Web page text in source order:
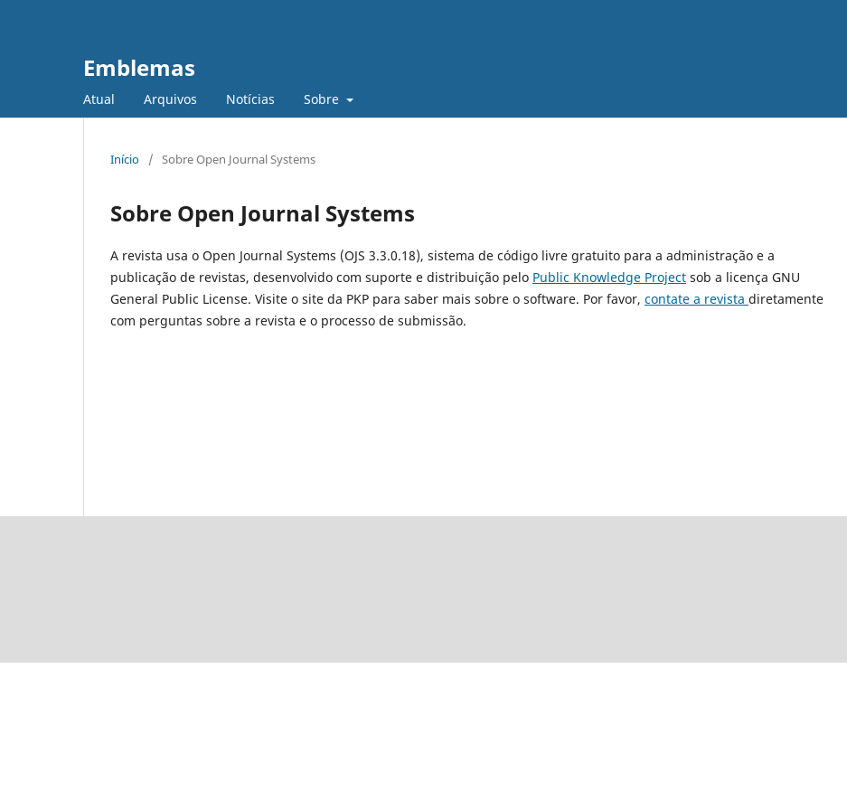
Emblemas
Atual Arquivos Notícias Sobre
Início / Sobre Open Journal Systems
Sobre Open Journal Systems
A revista usa o Open Journal Systems (OJS 3.3.0.18), sistema de código livre gratuito para a administração e a
publicação de revistas, desenvolvido com suporte e distribuição pelo Public Knowledge Project sob a licença GNU
General Public License. Visite o site da PKP para saber mais sobre o software. Por favor, contate a revista diretamente
com perguntas sobre a revista e o processo de submissão.